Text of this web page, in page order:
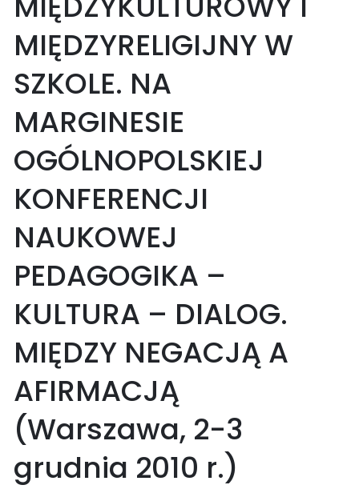
MIĘDZYRELIGIJNY W
SZKOLE. NA
MARGINESIE
OGÓLNOPOLSKIEJ
KONFERENCJI
NAUKOWEJ
PEDAGOGIKA –
KULTURA – DIALOG.
MIĘDZY NEGACJĄ A
AFIRMACJĄ
(Warszawa, 2-3
grudnia 2010 r.)